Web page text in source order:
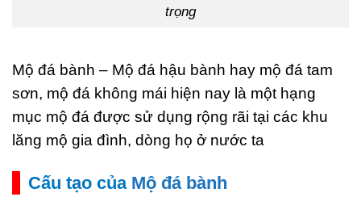
trọng
Mộ đá bành – Mộ đá hậu bành hay mộ đá tam
sơn, mộ đá không mái hiện nay là một hạng
mục mộ đá được sử dụng rộng rãi tại các khu
lăng mộ gia đình, dòng họ ở nước ta
Cấu tạo của Mộ đá bành